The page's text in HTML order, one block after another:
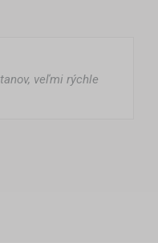
veľmi rýchle